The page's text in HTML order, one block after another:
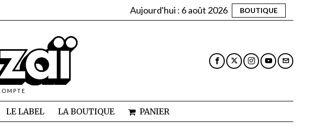
Aujourd'hui : 6 août 2026 BOUTIQUE
LE LABEL LA BOUTIQUE PANIER